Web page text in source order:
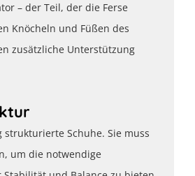
– der Teil, der die Ferse
Knöcheln und Füßen des
zusätzliche Unterstützung
strukturierte Schuhe. Sie muss
um die notwendige